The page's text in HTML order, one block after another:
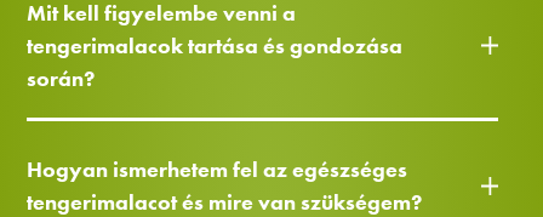
Mit kell figyelembe venni a
tengerimalacok tartása és gondozása
során?
Hogyan ismerhetem fel az egészséges
tengerimalacot és mire van szükségem?